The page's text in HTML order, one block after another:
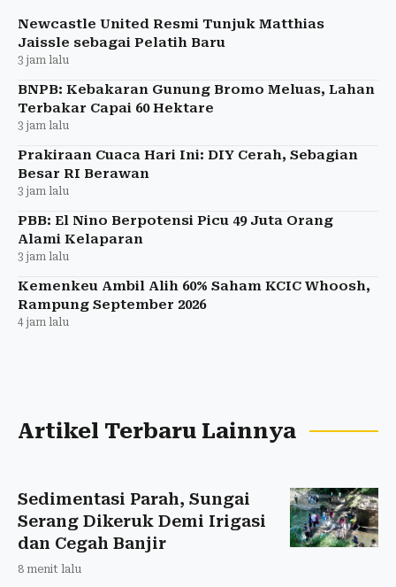
imigrasi.
Newcastle United Resmi Tunjuk Matthias
Jaissle sebagai Pelatih Baru
3 jam lalu
BNPB: Kebakaran Gunung Bromo Meluas, Lahan
Terbakar Capai 60 Hektare
3 jam lalu
Prakiraan Cuaca Hari Ini: DIY Cerah, Sebagian
Besar RI Berawan
3 jam lalu
PBB: El Nino Berpotensi Picu 49 Juta Orang
Alami Kelaparan
3 jam lalu
Kemenkeu Ambil Alih 60% Saham KCIC Whoosh,
Rampung September 2026
4 jam lalu
Artikel Terbaru Lainnya
Sedimentasi Parah, Sungai
Serang Dikeruk Demi Irigasi
dan Cegah Banjir
8 menit lalu